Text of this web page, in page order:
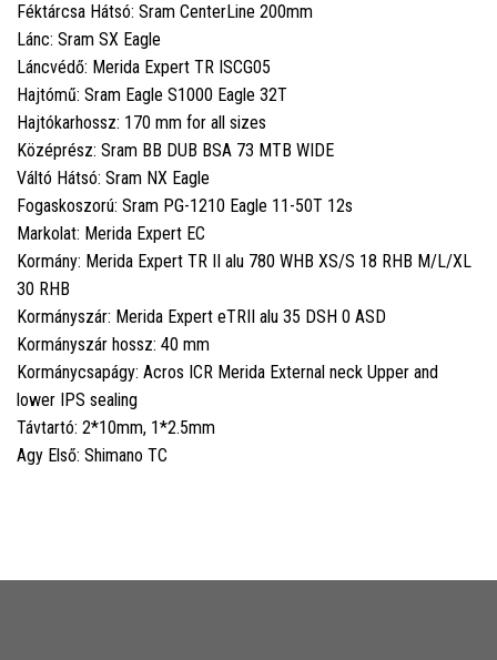
Féktárcsa Hátsó: Sram CenterLine 200mm
Lánc: Sram SX Eagle
Láncvédő: Merida Expert TR ISCG05
Hajtómű: Sram Eagle S1000 Eagle 32T
Hajtókarhossz: 170 mm for all sizes
Középrész: Sram BB DUB BSA 73 MTB WIDE
Váltó Hátsó: Sram NX Eagle
Fogaskoszorú: Sram PG-1210 Eagle 11-50T 12s
Markolat: Merida Expert EC
Kormány: Merida Expert TR II alu 780 WHB XS/S 18 RHB M/L/XL
30 RHB
Kormányszár: Merida Expert eTRII alu 35 DSH 0 ASD
Kormányszár hossz: 40 mm
Kormánycsapágy: Acros ICR Merida External neck Upper and
lower IPS sealing
Távtartó: 2*10mm, 1*2.5mm
Agy Első: Shimano TC